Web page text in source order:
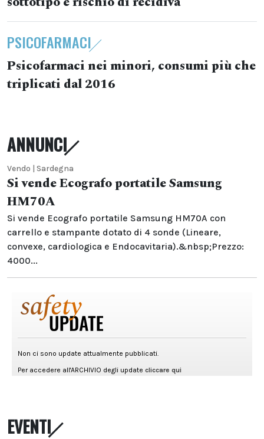
PSICOFARMACI
Psicofarmaci nei minori, consumi più che
triplicati dal 2016
ANNUNCI
Vendo | Sardegna
Si vende Ecografo portatile Samsung
HM70A
Si vende Ecografo portatile Samsung HM70A con
carrello e stampante dotato di 4 sonde (Lineare,
convexe, cardiologica e Endocavitaria).&nbsp;Prezzo:
4000...
EVENTI